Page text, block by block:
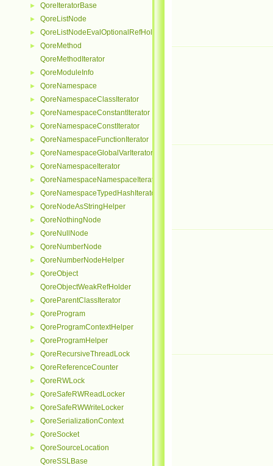
► QoreIteratorBase
► QoreListNode
► QoreListNodeEvalOptionalRefHolder
►
QoreMethod
QoreMethodIterator
► QoreModuleInfo
► QoreNamespace
► QoreNamespaceClassIterator
► QoreNamespaceConstantIterator
► QoreNamespaceConstIterator
► QoreNamespaceFunctionIterator
► QoreNamespaceGlobalVarIterator
► QoreNamespaceIterator
► QoreNamespaceNamespaceIterator
► QoreNamespaceTypedHashIterator
► QoreNodeAsStringHelper
► QoreNothingNode
► QoreNullNode
► QoreNumberNode
► QoreNumberNodeHelper
►
QoreObject
QoreObjectWeakRefHolder
► QoreParentClassIterator
► QoreProgram
► QoreProgramContextHelper
► QoreProgramHelper
► QoreRecursiveThreadLock
► QoreReferenceCounter
► QoreRWLock
► QoreSafeRWReadLocker
► QoreSafeRWWriteLocker
► QoreSerializationContext
► QoreSocket
►
QoreSourceLocation
QoreSSLBase